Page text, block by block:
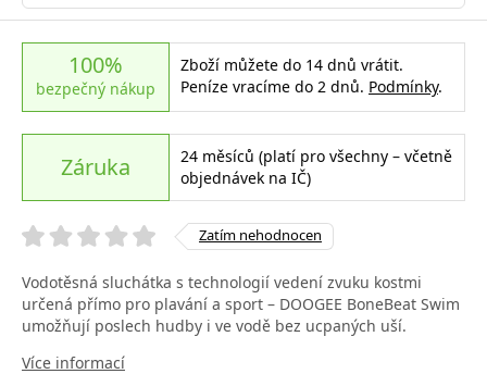
100%
bezpečný nákup
Zboží můžete do 14 dnů vrátit.
Peníze vracíme do 2 dnů. Podmínky.
Záruka
24 měsíců (platí pro všechny – včetně
objednávek na IČ)
Zatím nehodnocen
Vodotěsná sluchátka s technologií vedení zvuku kostmi
určená přímo pro plavání a sport – DOOGEE BoneBeat Swim
umožňují poslech hudby i ve vodě bez ucpaných uší.
Více informací